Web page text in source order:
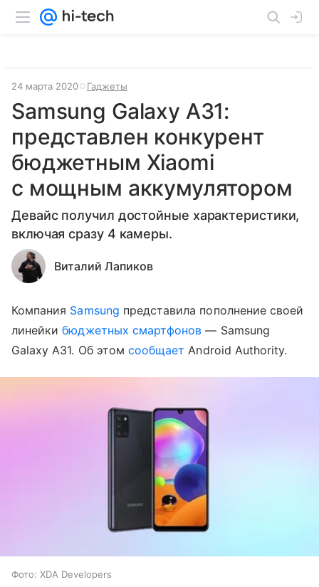
24 марта 2020 Гаджеты
Samsung Galaxy A31:
представлен конкурент
бюджетным Xiaomi
с мощным аккумулятором
Девайс получил достойные характеристики,
включая сразу 4 камеры.
Виталий Лапиков
Компания Samsung представила пополнение своей
линейкибюджетных смартфонов — Samsung
Galaxy A31. Об этом сообщает Android Authority.
Фото: XDA Developers